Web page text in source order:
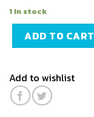
1 in stock
ADD TO CART
Add to wishlist